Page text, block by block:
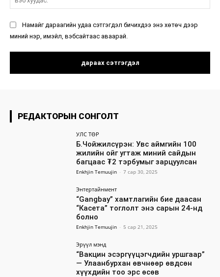
Намайг дараагийн удаа сэтгэгдэл бичихдээ энэ хөтөч дээр
миний нэр, имэйл, вэбсайтаас аваарай.
РЕДАКТОРЫН СОНГОЛТ
УЛС ТӨР
Б.Чойжилсүрэн: Увс аймгийн 100
жилийн ойг угтаж миний сайдын
багцаас ₮2 тэрбумыг зарцуулсан
Enkhjin Temuujin - 7 сар 30, 2025
Энтертайнмент
“Gangbay” хамтлагийн бие даасан
“Касета” тоглолт энэ сарын 24-нд
болно
Enkhjin Temuujin - 5 сар 21, 2025
Эрүүл мэнд
“Вакцин эсэргүүцэгчдийн уршгаар”
— Улаанбурхан өвчнөөр өвдсөн
хүүхдийн тоо эрс өсөв